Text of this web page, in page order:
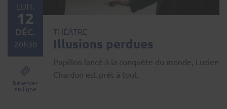
THÉÂTRE
Illusions perdues
Papillon lancé à la conquête du monde, Lucien
Chardon est prêt à tout.
LUN.
12
DÉC.
20h30
Réserver
en ligne